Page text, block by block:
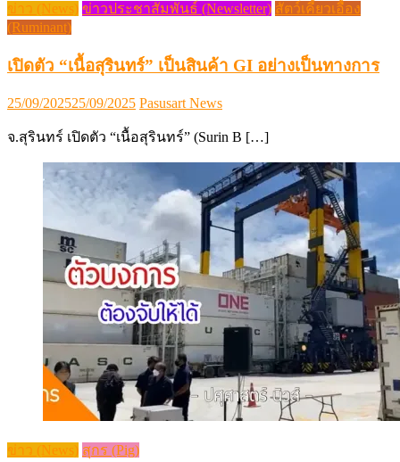
ข่าว (News) ข่าวประชาสัมพันธ์ (Newsletter) สัตว์เคี้ยวเอื้อง
(Ruminant)
เปิดตัว “เนื้อสุรินทร์” เป็นสินค้า GI อย่างเป็นทางการ
Posted
25/09/202525/09/2025 Author
Pasusart News
จ.สุรินทร์ เปิดตัว “เนื้อสุรินทร์” (Surin B […]
ข่าว (News) สุกร (Pig)